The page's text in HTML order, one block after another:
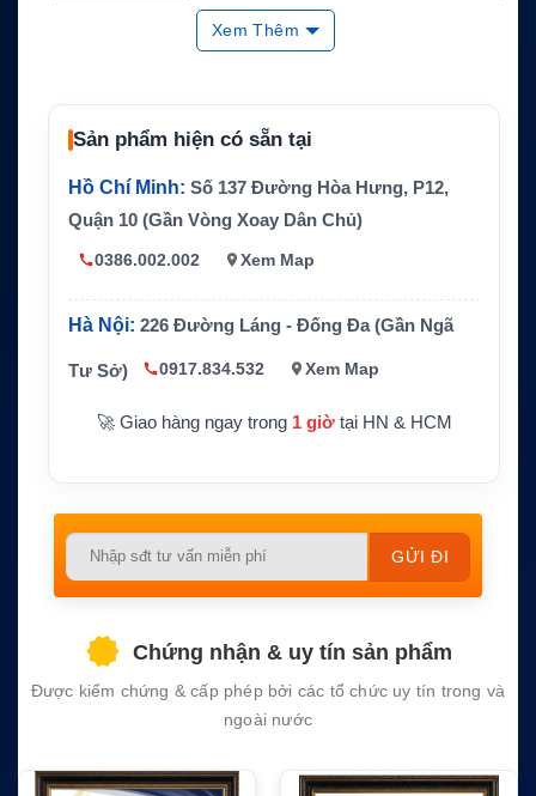
1.0 MHz
Độ chính xác ±1.0% hoặc 0.1 kn, lấy giá trị lớn hơn
Giao tiếp
IEC 61162-1 / NMEA 0183, hỗ trợ VBW
và VLW
hính
DS-800, DS-810, DS-801, DS-802, tran
sducer
Xem Thêm
Sản phẩm hiện có sẵn tại
Hồ Chí Minh: Số 137 Đường Hòa Hưng, P12,
Quận 10 (Gần Vòng Xoay Dân Chủ)
0386.002.002 Xem Map
Hà Nội: 226 Đường Láng - Đống Đa (Gần Ngã
Tư Sở) 0917.834.532 Xem Map
🚀 Giao hàng ngay trong 1 giờtại HN & HCM
Please
empty.
Chứng nhận & uy tín sản phẩm
Được kiểm chứng & cấp phép bởi các tổ chức uy tín trong và
ngoài nước